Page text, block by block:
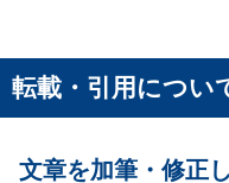
転載・引用につい
文章を加筆・修正